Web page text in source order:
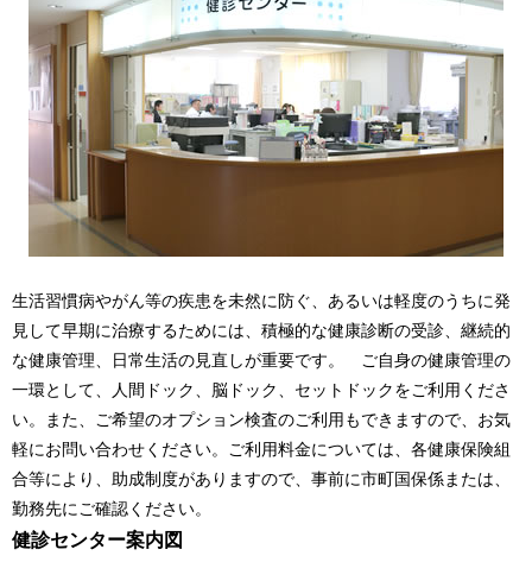
生活習慣病やがん等の疾患を未然に防ぐ、あるいは軽度のうちに発
見して早期に治療するためには、積極的な健康診断の受診、継続的
な健康管理、日常生活の見直しが重要です。 ご自身の健康管理の
一環として、人間ドック、脳ドック、セットドックをご利用くださ
い。また、ご希望のオプション検査のご利用もできますので、お気
軽にお問い合わせください。ご利用料金については、各健康保険組
合等により、助成制度がありますので、事前に市町国保係または、
勤務先にご確認ください。
健診センター案内図